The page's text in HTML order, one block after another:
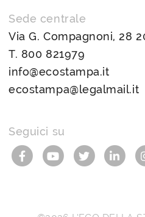
Sede centrale
Via G. Compagnoni, 28
T. 800 821979
info@ecostampa.it
ecostampa@legalmail.it
Seguici su